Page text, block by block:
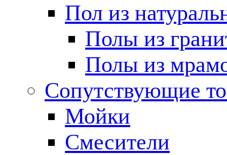
Пол из
Полы из
Полы из
Сопутствующие
Мойки
Смесители